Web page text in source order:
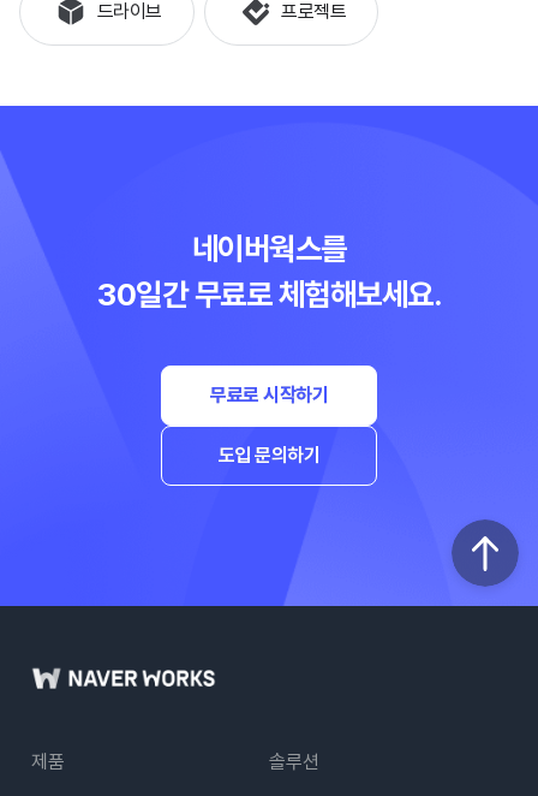
드라이브 프로젝트
네이버웍스를
30일간 무료로 체험해보세요.
무료로 시작하기
도입 문의하기
제품 솔루션